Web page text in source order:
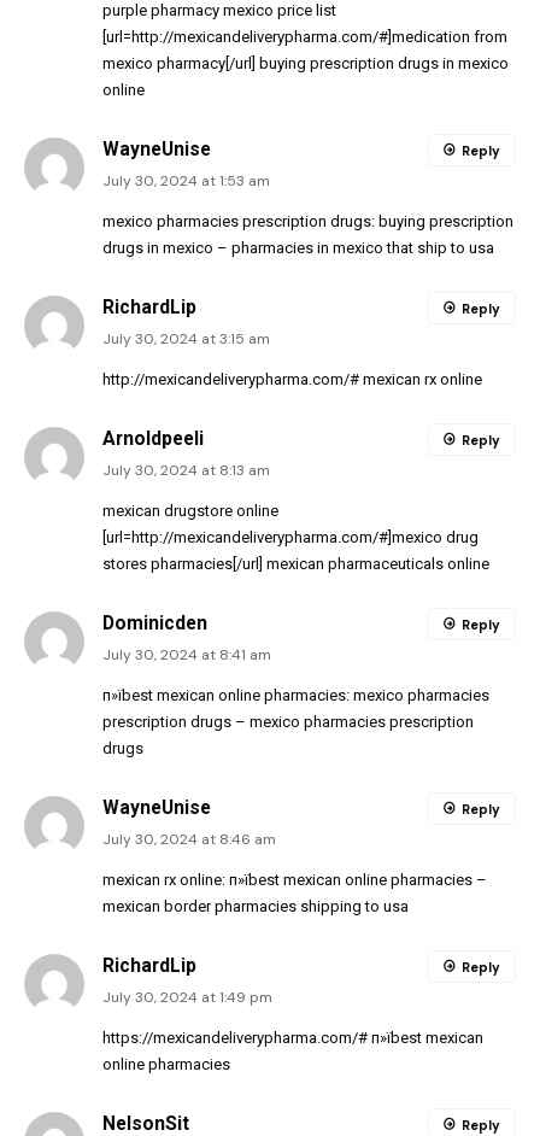
purple pharmacy mexico price list
[url=http://mexicandeliverypharma.com/#]medication from
mexico pharmacy[/url] buying prescription drugs in mexico
online
WayneUnise
July 30, 2024 at 1:53 am
mexico pharmacies prescription drugs: buying prescription
drugs in mexico – pharmacies in mexico that ship to usa
Reply
RichardLip
July 30, 2024 at 3:15 am
http://mexicandeliverypharma.com/# mexican rx online
Reply
Arnoldpeeli
July 30, 2024 at 8:13 am
mexican drugstore online
[url=http://mexicandeliverypharma.com/#]mexico drug
stores pharmacies[/url] mexican pharmaceuticals online
Reply
Dominicden
July 30, 2024 at 8:41 am
п»їbest mexican online pharmacies: mexico pharmacies
prescription drugs – mexico pharmacies prescription
drugs
Reply
WayneUnise
July 30, 2024 at 8:46 am
mexican rx online: п»їbest mexican online pharmacies –
mexican border pharmacies shipping to usa
Reply
RichardLip
July 30, 2024 at 1:49 pm
https://mexicandeliverypharma.com/# п»їbest mexican
online pharmacies
Reply
NelsonSit Reply